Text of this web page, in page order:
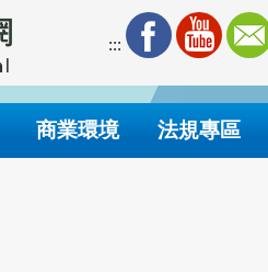
:::
商業環境 法規專區